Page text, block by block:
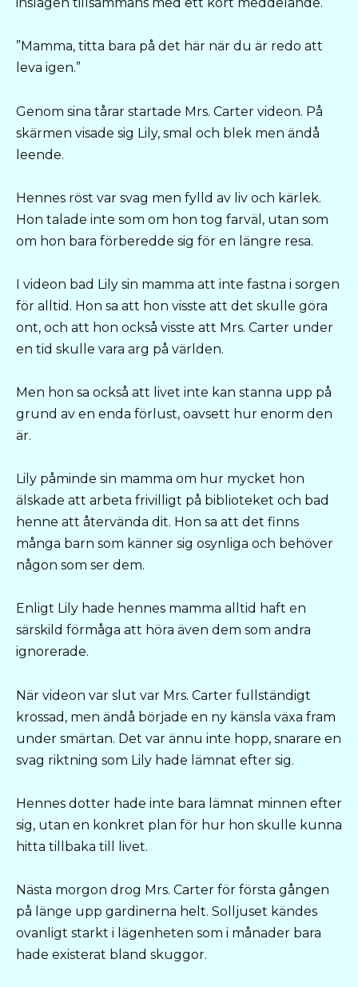
”Mamma, titta bara på det här när du är redo att
leva igen.”
Genom sina tårar startade Mrs. Carter videon. På
skärmen visade sig Lily, smal och blek men ändå
leende.
Hennes röst var svag men fylld av liv och kärlek.
Hon talade inte som om hon tog farväl, utan som
om hon bara förberedde sig för en längre resa.
I videon bad Lily sin mamma att inte fastna i sorgen
för alltid. Hon sa att hon visste att det skulle göra
ont, och att hon också visste att Mrs. Carter under
en tid skulle vara arg på världen.
Men hon sa också att livet inte kan stanna upp på
grund av en enda förlust, oavsett hur enorm den
är.
Lily påminde sin mamma om hur mycket hon
älskade att arbeta frivilligt på biblioteket och bad
henne att återvända dit. Hon sa att det finns
många barn som känner sig osynliga och behöver
någon som ser dem.
Enligt Lily hade hennes mamma alltid haft en
särskild förmåga att höra även dem som andra
ignorerade.
När videon var slut var Mrs. Carter fullständigt
krossad, men ändå började en ny känsla växa fram
under smärtan. Det var ännu inte hopp, snarare en
svag riktning som Lily hade lämnat efter sig.
Hennes dotter hade inte bara lämnat minnen efter
sig, utan en konkret plan för hur hon skulle kunna
hitta tillbaka till livet.
Nästa morgon drog Mrs. Carter för första gången
på länge upp gardinerna helt. Solljuset kändes
ovanligt starkt i lägenheten som i månader bara
hade existerat bland skuggor.